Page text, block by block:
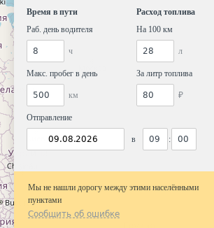
Время в пути
Раб. день водителя
ч
Макс. пробег в день
км
Отправление
в :
Расход топлива
На 100 км
л
За литр топлива
₽
Мы не нашли дорогу между этими населёнными
пунктами
Сообщить об ошибке